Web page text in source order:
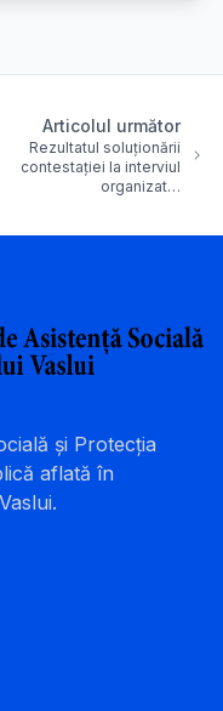
Articolul următor
Rezultatul soluționării
contestației la interviul
organizat…
și Protecția
aflată în